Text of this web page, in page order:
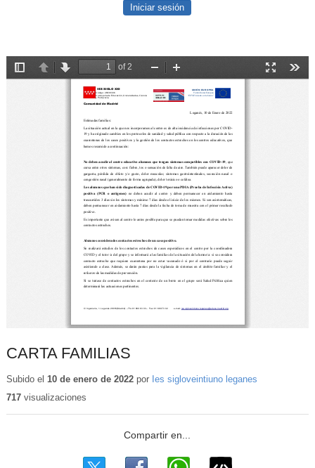
Iniciar sesión
CARTA FAMILIAS
Subido el 10 de enero de 2022por Ies sigloveintiuno leganes
717visualizaciones